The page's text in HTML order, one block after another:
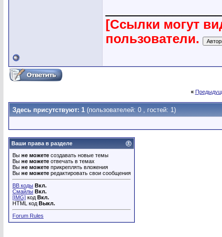
[Ссылки могут
пользователи.
«
Здесь присутствуют: 1 (пользователей: 0 , гостей: 1)
Ваши права в разделе
Вы не можете создавать новые темы
Вы не можете отвечать в темах
Вы не можете прикреплять вложения
Вы не можете редактировать свои сообщения
BB коды Вкл.
Смайлы Вкл.
[IMG] код Вкл.
HTML код Выкл.
Forum Rules